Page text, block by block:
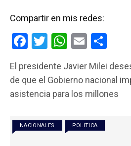
Compartir en mis redes:
F
ce
b
o
k
T
tt
er
W
at
s
p
p
E
ail m
p
El presidente Javier Milei
de que el Gobierno nacional
asistencia para los millones
NACIONALES POLITICA